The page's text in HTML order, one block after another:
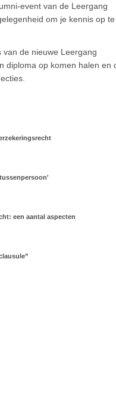
event van de Leergang
om je kennis op
de nieuwe Leergang
diploma op komen halen en
in het verzekeringsrecht
een aantal aspecten